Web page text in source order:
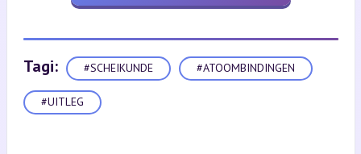
Tagi: #SCHEIKUNDE #ATOOMBINDINGEN
#UITLEG